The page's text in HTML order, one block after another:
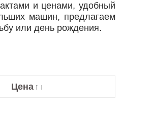
и ценами, удобный
машин, предлагаем
или день рождения.
Цена